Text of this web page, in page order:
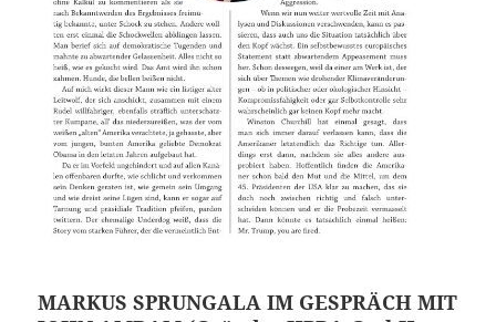
MARKUS SPRUNGALA IM GESPRÄCH MIT